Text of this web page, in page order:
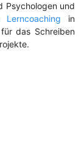
Psychologen und
in
das Schreiben